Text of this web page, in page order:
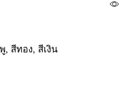
, สีทอง, สีเงิน